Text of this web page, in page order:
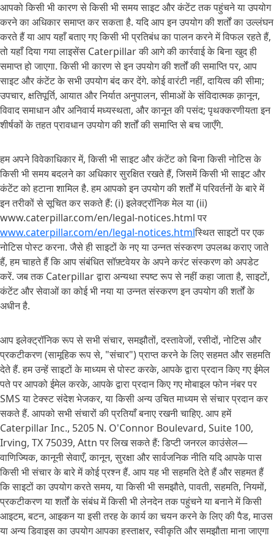
आपको किसी भी कारण से किसी भी समय साइट और कंटेंट तक पहुंचने या उपयोग
करने का अधिकार समाप्त कर सकता है. यदि आप इन उपयोग की शर्तों का उल्लंघन
करते हैं या आप यहाँ बताए गए किसी भी प्रतिबंध का पालन करने में विफल रहते हैं,
तो यहाँ दिया गया लाइसेंस Caterpillar की आगे की कार्रवाई के बिना खुद ही
समाप्त हो जाएगा. किसी भी कारण से इन उपयोग की शर्तों की समाप्ति पर, आप
साइट और कंटेंट के सभी उपयोग बंद कर देंगे. कोई वारंटी नहीं, दायित्व की सीमा;
उपचार, क्षतिपूर्ति, आयात और निर्यात अनुपालन, सीमाओं के संविदात्मक क़ानून,
विवाद समाधान और अनिवार्य मध्यस्थता, और कानून की पसंद; पृथक्करणीयता इन
शीर्षकों के तहत प्रावधान उपयोग की शर्तों की समाप्ति से बच जाएँगे.
हम अपने विवेकाधिकार में, किसी भी साइट और कंटेंट को बिना किसी नोटिस के
किसी भी समय बदलने का अधिकार सुरक्षित रखते हैं, जिसमें किसी भी साइट और
कंटेंट को हटाना शामिल है. हम आपको इन उपयोग की शर्तों में परिवर्तनों के बारे में
इन तरीकों से सूचित कर सकते हैं: (i) इलेक्ट्रॉनिक मेल या (ii)
www.caterpillar.com/en/legal-notices.html पर
www.caterpillar.com/en/legal-notices.htmlस्थित साइटों पर एक
नोटिस पोस्ट करना. जैसे ही साइटों के नए या उन्नत संस्करण उपलब्ध कराए जाते
हैं, हम चाहते हैं कि आप संबंधित सॉफ़्टवेयर के अपने करंट संस्करण को अपडेट
करें. जब तक Caterpillar द्वारा अन्यथा स्पष्ट रूप से नहीं कहा जाता है, साइटों,
कंटेंट और सेवाओं का कोई भी नया या उन्नत संस्करण इन उपयोग की शर्तों के
अधीन है.
आप इलेक्ट्रॉनिक रूप से सभी संचार, समझौतों, दस्तावेजों, रसीदों, नोटिस और
प्रकटीकरण (सामूहिक रूप से, "संचार") प्राप्त करने के लिए सहमत और सहमति
देते हैं. हम उन्हें साइटों के माध्यम से पोस्ट करके, आपके द्वारा प्रदान किए गए ईमेल
पते पर आपको ईमेल करके, आपके द्वारा प्रदान किए गए मोबाइल फोन नंबर पर
SMS या टेक्स्ट संदेश भेजकर, या किसी अन्य उचित माध्यम से संचार प्रदान कर
सकते हैं. आपको सभी संचारों की प्रतियाँ बनाए रखनी चाहिए. आप हमें
Caterpillar Inc., 5205 N. O'Connor Boulevard, Suite 100,
Irving, TX 75039, Attn पर लिख सकते हैं: डिप्टी जनरल काउंसेल—
वाणिज्यिक, कानूनी सेवाएँ, कानून, सुरक्षा और सार्वजनिक नीति यदि आपके पास
किसी भी संचार के बारे में कोई प्रश्न हैं. आप यह भी सहमति देते हैं और सहमत हैं
कि साइटों का उपयोग करते समय, या किसी भी समझौते, पावती, सहमति, नियमों,
प्रकटीकरण या शर्तों के संबंध में किसी भी लेनदेन तक पहुंचने या बनाने में किसी
आइटम, बटन, आइकन या इसी तरह के कार्य का चयन करने के लिए की पैड, माउस
या अन्य डिवाइस का उपयोग आपका हस्ताक्षर, स्वीकृति और समझौता माना जाएगा